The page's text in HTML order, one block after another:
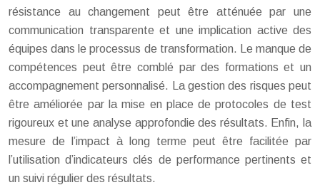
résistance au changement peut être atténuée par une
communication transparente et une implication active des
équipes dans le processus de transformation. Le manque de
compétences peut être comblé par des formations et un
accompagnement personnalisé. La gestion des risques peut
être améliorée par la mise en place de protocoles de test
rigoureux et une analyse approfondie des résultats. Enfin, la
mesure de l’impact à long terme peut être facilitée par
l’utilisation d’indicateurs clés de performance pertinents et
un suivi régulier des résultats.